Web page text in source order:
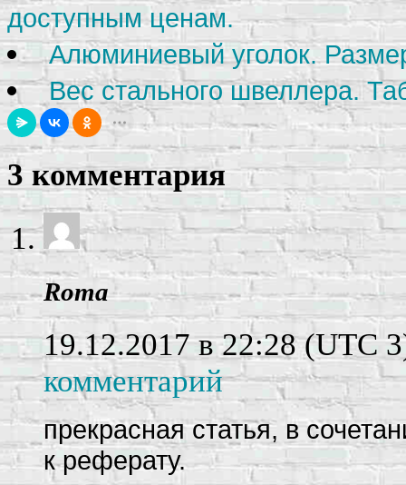
доступным ценам.
Алюминиевый уголок.
Вес стального швеллера.
3 комментария
Roma
19.12.2017 в 22:28(UTC
комментарий
прекрасная статья, в
к реферату.